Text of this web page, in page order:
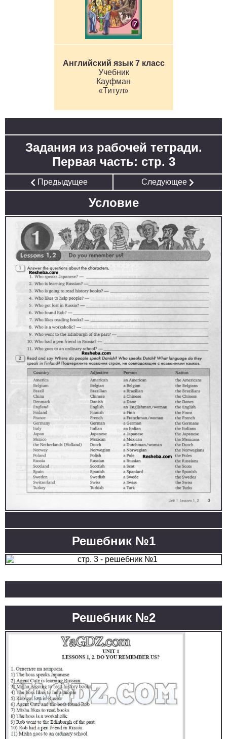
Английский язык 7 класс
Учебник
Кауфман
«Титул»
Задания из рабочей тетради.
Первая часть: стр. 3
Предыдущее Следующее
Условие
Решебник №1
Решебник №2